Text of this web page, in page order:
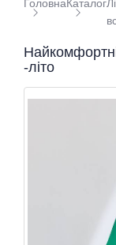
ГоловнаКаталог
-літо